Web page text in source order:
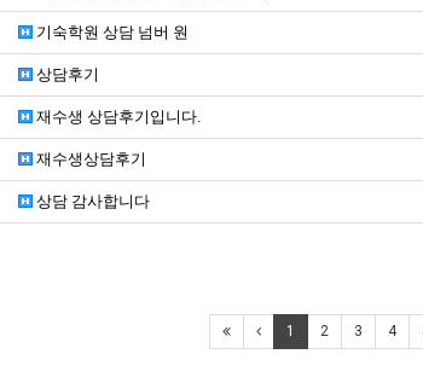
기숙학원 상담 넘버 원
상담후기
재수생 상담후기입니다.
재수생상담후기
상담 감사합니다
1 2 3 4